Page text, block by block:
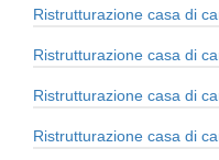
Ristrutturazione casa di
Ristrutturazione casa di
Ristrutturazione casa di
Ristrutturazione casa di